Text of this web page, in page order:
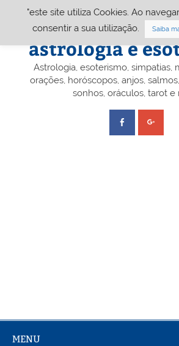
Portal A&E –
astrologia e
Astrologia, esoterismo, simpatias,
orações, horóscopos, anjos,
sonhos, oráculos, tarot e
MENU
"este site utiliza Cookies. Ao
consentir a sua utilização.
Saiba